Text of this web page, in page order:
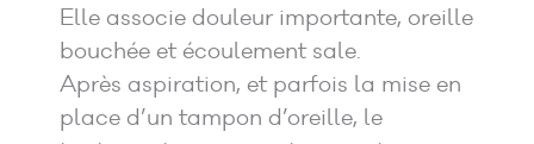
Elle associe douleur importante, oreille
bouchée et écoulement sale.
Après aspiration, et parfois la mise en
place d’un tampon d’oreille, le